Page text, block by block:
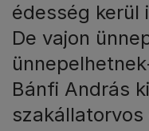
édesség kerül
De vajon
Bánfi András
szakállatorvos